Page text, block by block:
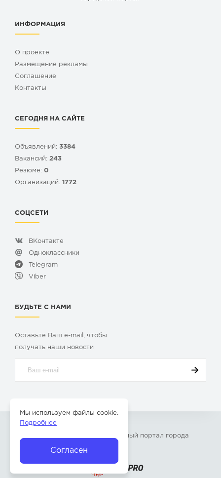
ИНФОРМАЦИЯ
О проекте
Размещение рекламы
Cоглашение
Контакты
СЕГОДНЯ НА САЙТЕ
Объявлений: 3384
Вакансий: 243
Резюме: 0
Организаций: 1772
СОЦСЕТИ
ВКонтакте
Одноклассники
Telegram
Viber
БУДЬТЕ С НАМИ
Оставьте Ваш e-mail, чтобы
получать наши новости
» – Главный портал города
Согласен
Мы используем файлы cookie.
Подробнее